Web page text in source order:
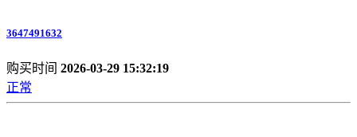
3647491632
购买时间 2026-03-29 15:32:19
正常